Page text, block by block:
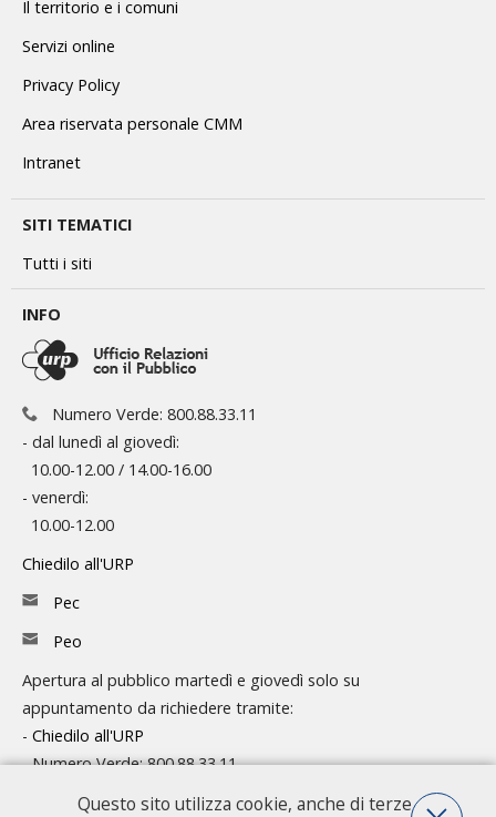
Il territorio e i comuni
Servizi online
Privacy Policy
Area riservata personale CMM
Intranet
SITI TEMATICI
Tutti i siti
INFO
Numero Verde: 800.88.33.11
- dal lunedì al giovedì:
10.00-12.00 / 14.00-16.00
- venerdì:
10.00-12.00
Chiedilo all'URP
Pec
Peo
Apertura al pubblico martedì e giovedì solo su
appuntamento da richiedere tramite:
- Chiedilo all'URP
- Numero Verde: 800.88.33.11
Consulta l'organigramma
Questo sito utilizza cookie, anche di terze